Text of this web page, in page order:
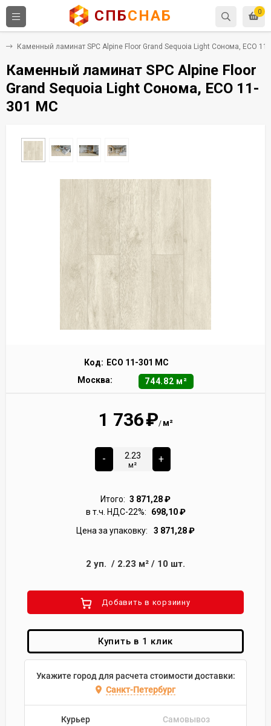
0
СПБСНАБ
Каменный ламинат SPC Alpine Floor Grand Sequoia Light Сонома, ECO 11-
Каменный ламинат SPC Alpine Floor
Grand Sequoia Light Сонома, ECO 11-
301 MC
Код: ECO 11-301 MC
Москва:
744.82 м²
1 736₽/ м²
-
м²
+
Итого: 3 871,28₽
в т.ч. НДС-22%:
698,10₽
Цена за упаковку:
3 871,28₽
2 уп. / 2.23 м² / 10 шт.
Добавить в корзиину
Купить в 1 клик
Укажите город для расчета стоимости доставки:
Санкт-Петербург
Курьер Самовывоз